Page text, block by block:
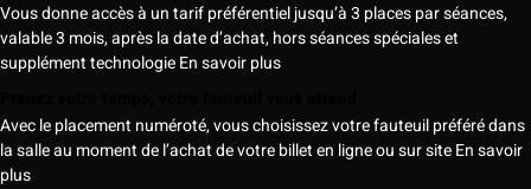
Vous donne accès à un tarif préférentiel jusqu’à 3 places par séances,
valable 3 mois, après la date d’achat, hors séances spéciales et
supplément technologieEn savoir plus
Avec le placement numéroté, vous choisissez votre fauteuil préféré dans
la salle au moment de l’achat de votre billet en ligne ou sur siteEn savoir
plus